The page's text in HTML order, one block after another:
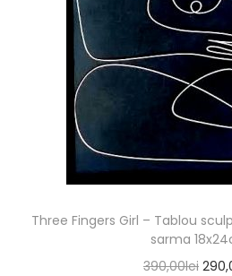
Three Fingers Girl – Tablou
sarma
390,00lei